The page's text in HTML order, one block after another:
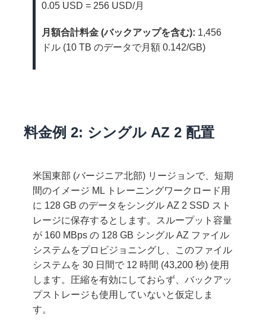
0.05 USD = 256 USD/月
月額合計料金 (バックアップを含む): 1,456
ドル (10 TB のデータで月額 0.142/GB)
料金例 2: シングル AZ 2 配置
米国東部 (バージニア北部) リージョンで、短期
間のイメージ ML トレーニングワークロード用
に 128 GB のデータをシングル AZ 2 SSD スト
レージに保存するとします。スループット容量
が 160 MBps の 128 GB シングル AZ ファイル
システムをプロビジョニングし、このファイル
システムを 30 日間で 12 時間 (43,200 秒) 使用
します。圧縮を有効にしておらず、バックアッ
プストレージも使用していないと仮定しま
す。